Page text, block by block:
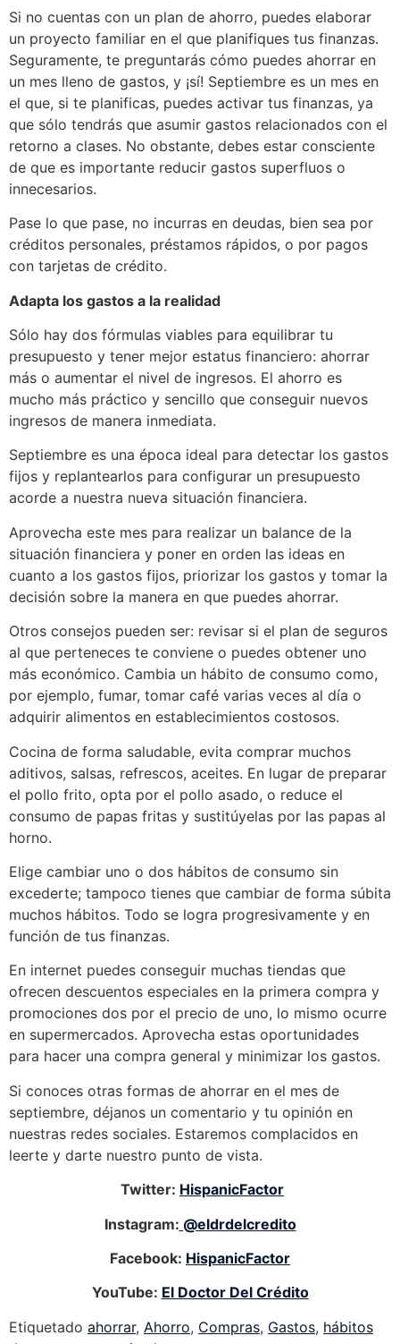
Si no cuentas con un plan de ahorro, puedes elaborar
un proyecto familiar en el que planifiques tus finanzas.
Seguramente, te preguntarás cómo puedes ahorrar en
un mes lleno de gastos, y ¡sí! Septiembre es un mes en
el que, si te planificas, puedes activar tus finanzas, ya
que sólo tendrás que asumir gastos relacionados con el
retorno a clases. No obstante, debes estar consciente
de que es importante reducir gastos superfluos o
innecesarios.
Pase lo que pase, no incurras en deudas, bien sea por
créditos personales, préstamos rápidos, o por pagos
con tarjetas de crédito.
Adapta los gastos a la realidad
Sólo hay dos fórmulas viables para equilibrar tu
presupuesto y tener mejor estatus financiero: ahorrar
más o aumentar el nivel de ingresos. El ahorro es
mucho más práctico y sencillo que conseguir nuevos
ingresos de manera inmediata.
Septiembre es una época ideal para detectar los gastos
fijos y replantearlos para configurar un presupuesto
acorde a nuestra nueva situación financiera.
Aprovecha este mes para realizar un balance de la
situación financiera y poner en orden las ideas en
cuanto a los gastos fijos, priorizar los gastos y tomar la
decisión sobre la manera en que puedes ahorrar.
Otros consejos pueden ser: revisar si el plan de seguros
al que perteneces te conviene o puedes obtener uno
más económico. Cambia un hábito de consumo como,
por ejemplo, fumar, tomar café varias veces al día o
adquirir alimentos en establecimientos costosos.
Cocina de forma saludable, evita comprar muchos
aditivos, salsas, refrescos, aceites. En lugar de preparar
el pollo frito, opta por el pollo asado, o reduce el
consumo de papas fritas y sustitúyelas por las papas al
horno.
Elige cambiar uno o dos hábitos de consumo sin
excederte; tampoco tienes que cambiar de forma súbita
muchos hábitos. Todo se logra progresivamente y en
función de tus finanzas.
En internet puedes conseguir muchas tiendas que
ofrecen descuentos especiales en la primera compra y
promociones dos por el precio de uno, lo mismo ocurre
en supermercados. Aprovecha estas oportunidades
para hacer una compra general y minimizar los gastos.
Si conoces otras formas de ahorrar en el mes de
septiembre, déjanos un comentario y tu opinión en
nuestras redes sociales. Estaremos complacidos en
leerte y darte nuestro punto de vista.
Twitter: HispanicFactor
Instagram: @eldrdelcredito
Facebook: HispanicFactor
YouTube: El Doctor Del Crédito
Etiquetado ahorrar, Ahorro, Compras, Gastos, hábitos